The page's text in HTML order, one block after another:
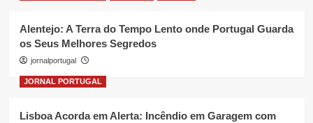
Alentejo: A Terra do Tempo Lento onde Portugal Guarda
os Seus Melhores Segredos
jornalportugal
JORNAL PORTUGAL
Lisboa Acorda em Alerta: Incêndio em Garagem com